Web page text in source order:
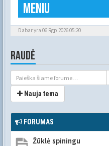
Meniu
Dabar yra 06 Rgp 2026 05:20
RAUDĖ
Nauja tema
FORUMAS
Žūklė spiningu